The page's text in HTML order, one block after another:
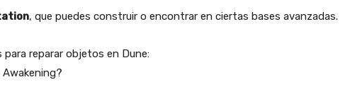
, que puedes construir o encontrar en ciertas bases avanzadas.